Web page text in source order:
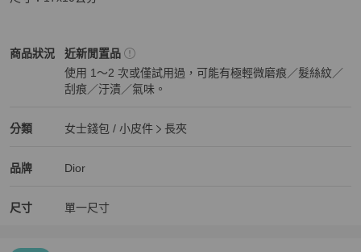
商品狀況
Dior女士錢包 / 小皮件商品狀態與細節
近新閒置品
使用 1～2 次或僅試用過，可能有極輕微磨痕／髮絲紋／
刮痕／汙漬／氣味。
分類
Dior女士錢包 / 小皮件 分類資訊
女士錢包 / 小皮件
長夾
品牌
Dior精品 女士錢包 / 小皮件
Dior
Dior推薦清單
尺寸 單一尺寸